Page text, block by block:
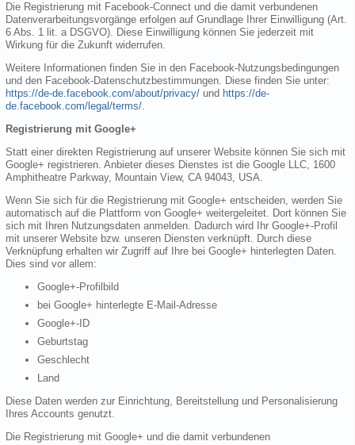
Die Registrierung mit Facebook-Connect und die damit verbundenen
Datenverarbeitungsvorgänge erfolgen auf Grundlage Ihrer Einwilligung (Art.
6 Abs. 1 lit. a DSGVO). Diese Einwilligung können Sie jederzeit mit
Wirkung für die Zukunft widerrufen.
Weitere Informationen finden Sie in den Facebook-Nutzungsbedingungen
und den Facebook-Datenschutzbestimmungen. Diese finden Sie unter:
https://de-de.facebook.com/about/privacy/ und https://de-
de.facebook.com/legal/terms/.
Registrierung mit Google+
Statt einer direkten Registrierung auf unserer Website können Sie sich mit
Google+ registrieren. Anbieter dieses Dienstes ist die Google LLC, 1600
Amphitheatre Parkway, Mountain View, CA 94043, USA.
Wenn Sie sich für die Registrierung mit Google+ entscheiden, werden Sie
automatisch auf die Plattform von Google+ weitergeleitet. Dort können Sie
sich mit Ihren Nutzungsdaten anmelden. Dadurch wird Ihr Google+-Profil
mit unserer Website bzw. unseren Diensten verknüpft. Durch diese
Verknüpfung erhalten wir Zugriff auf Ihre bei Google+ hinterlegten Daten.
Dies sind vor allem:
Google+-Profilbild
bei Google+ hinterlegte E-Mail-Adresse
Google+-ID
Geburtstag
Geschlecht
Land
Diese Daten werden zur Einrichtung, Bereitstellung und Personalisierung
Ihres Accounts genutzt.
Die Registrierung mit Google+ und die damit verbundenen